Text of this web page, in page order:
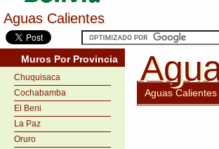
Aguas Calientes
Aguas Calientes
Muros Por Provincia
Chuquisaca
Cochabamba
El Beni
La Paz
Oruro
Aguas Calientes